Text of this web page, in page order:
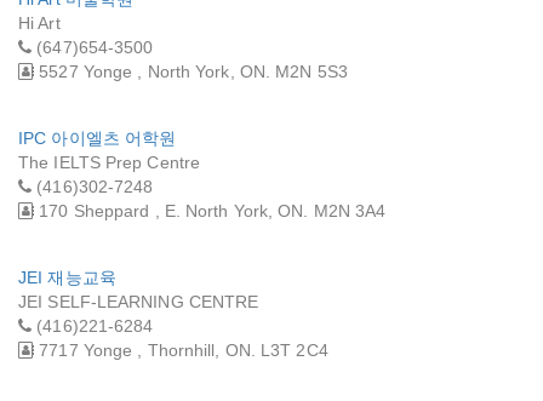
Hi Art
(647)654-3500
5527 Yonge , North York, ON. M2N 5S3
IPC 아이엘츠 어학원
The IELTS Prep Centre
(416)302-7248
170 Sheppard , E. North York, ON. M2N 3A4
JEI 재능교육
JEI SELF-LEARNING CENTRE
(416)221-6284
7717 Yonge , Thornhill, ON. L3T 2C4